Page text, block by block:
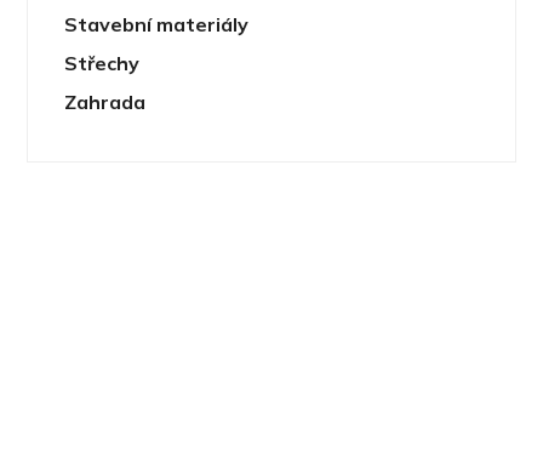
Stavební materiály
Střechy
Zahrada